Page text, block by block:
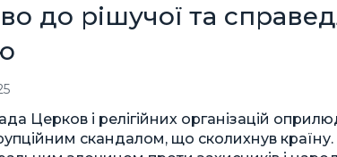
до рішучої та
Церков і релігійних організацій
скандалом, що сколихнув країну.